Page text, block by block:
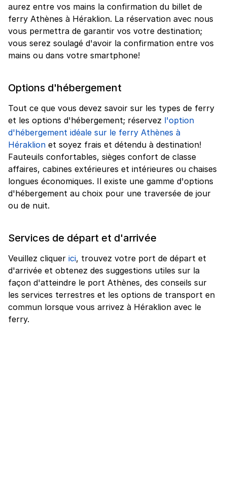
aurez entre vos mains la confirmation du billet de
ferry Athènes à Héraklion. La réservation avec nous
vous permettra de garantir vos votre destination;
vous serez soulagé d'avoir la confirmation entre vos
mains ou dans votre smartphone!
Options d'hébergement
Tout ce que vous devez savoir sur les types de ferry
et les options d'hébergement; réservez l'option
d'hébergement idéale sur le ferry Athènes à
Héraklion et soyez frais et détendu à destination!
Fauteuils confortables, sièges confort de classe
affaires, cabines extérieures et intérieures ou chaises
longues économiques. Il existe une gamme d'options
d'hébergement au choix pour une traversée de jour
ou de nuit.
Services de départ et d'arrivée
Veuillez cliquer ici, trouvez votre port de départ et
d'arrivée et obtenez des suggestions utiles sur la
façon d'atteindre le port Athènes, des conseils sur
les services terrestres et les options de transport en
commun lorsque vous arrivez à Héraklion avec le
ferry.